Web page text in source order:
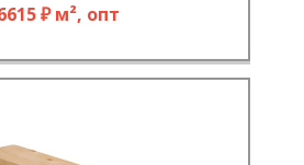
₽ м², опт